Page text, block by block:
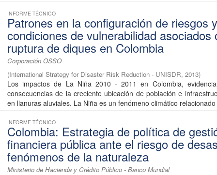
INFORME TÉCNICO
Patrones en la configuración de riesgos y
condiciones de vulnerabilidad asociados
ruptura de diques en Colombia
Corporación OSSO
(International Strategy for Disaster Risk Reduction - UNISDR, 2013)
Los impactos de La Niña 2010 - 2011 en Colombia,
consecuencias de la creciente ubicación de población e
en llanuras aluviales. La Niña es un fenómeno climático
INFORME TÉCNICO
Colombia: Estrategia de política de
financiera pública ante el riesgo de
fenómenos de la naturaleza
Ministerio de Hacienda y Crédito Público - Banco Mundial